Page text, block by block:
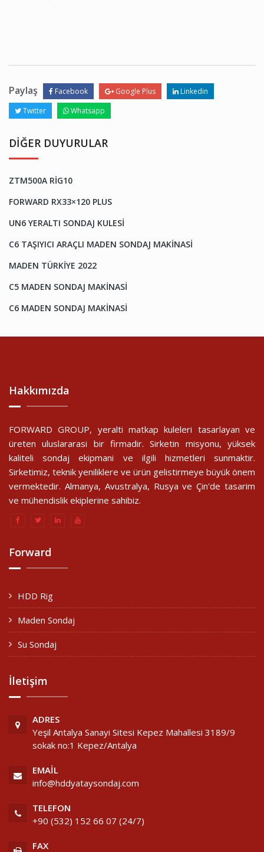
Paylaş Facebook Google Plus
Linkedin
Twitter
Whatsapp
DIĞER DUYURULAR
ZTM500A RİG10
FORWARD RX33×120 PLUS
UN6 YERALTI SONDAJ KULESI
C6 TAŞIYICI ARAÇLI MADEN SONDAJ MAKINASI
MADEN TÜRKIYE 2022
C5 MADEN SONDAJ MAKINASI
C6 MADEN SONDAJ MAKINASI
Hakkımızda
FORWARD GROUP, yeralti matkap kuleleri tasarlayan ve
üreten uluslararasi bir firmadir. Sirketin misyonu, yüksek
kaliteli sondaj ekipmani ve ilgili hizmetleri sunmaktir.
Sirketimiz, teknik yeniliklere ve ürün gelistirmeye büyük önem
vermektedir. Almanya, Avustralya, Rusya ve Çin'de tasarim
ve mühendislik ekiplerine sahibiz.
Forward
HDD Rig
Maden Sondaj
Su Sondaj
İletişim
ADRES
Yeşil Antalya Sanayi Sitesi Kepez Mahallesi 3189/9
sokak no:1 Kepez/Antalya
EMAIL
info@hddyataysondaj.com
TELEFON
+90 (532) 152 66 07 (24/7)
FAX